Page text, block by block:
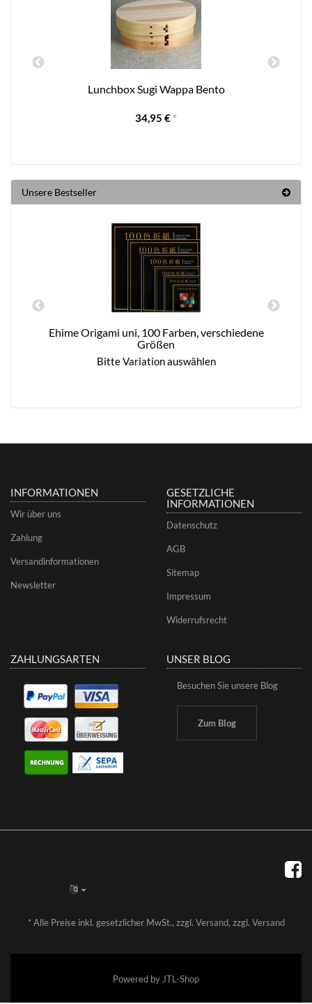
Lunchbox Sugi Wappa Bento
34,95 € *
Unsere Bestseller
Ehime Origami uni, 100 Farben, verschiedene
Größen
Bitte Variation auswählen
INFORMATIONEN
Wir über uns
Zahlung
Versandinformationen
Newsletter
GESETZLICHE
INFORMATIONEN
Datenschutz
AGB
Sitemap
Impressum
Widerrufsrecht
ZAHLUNGSARTEN UNSER BLOG
Besuchen Sie unsere Blog
Zum Blog
*Alle Preise inkl. gesetzlicher MwSt., zzgl. Versand, zzgl. Versand
Powered by JTL-Shop